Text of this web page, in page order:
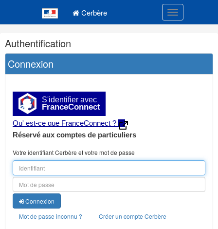
Cerbère Toggle
Navigation
et
outils
annexes
Authentification
Connexion
S'identifier avec
FranceConnect
Qu' est-ce que FranceConnect ?
Réservé aux comptes de particuliers
Votre identifiant Cerbère et votre mot de passe
Connexion
Mot de passe inconnu ?
Créer un compte Cerbère